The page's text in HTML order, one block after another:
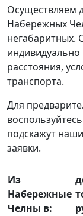
Осуществляем
Набережных
негабаритных.
индивидуально
расстояния,
транспорта.
Для
подскажут
заявки.
Из
Набережные
Челны в: